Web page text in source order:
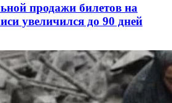
продажи билетов на
увеличился до 90 дней